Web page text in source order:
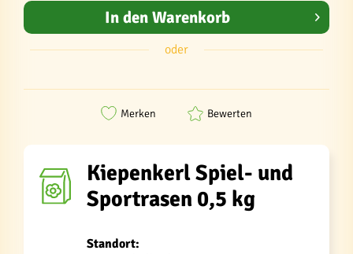
In den Warenkorb
oder
Merken Bewerten
Kiepenkerl Spiel- und
Sportrasen 0,5 kg
Standort: